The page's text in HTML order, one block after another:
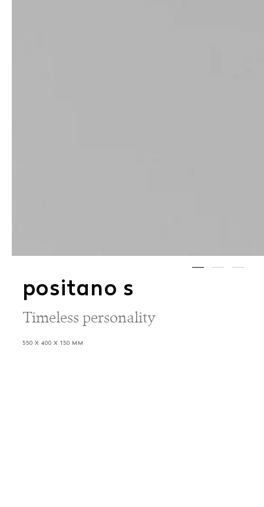
positano s
Timeless personality
550 X 400 X 150 MM